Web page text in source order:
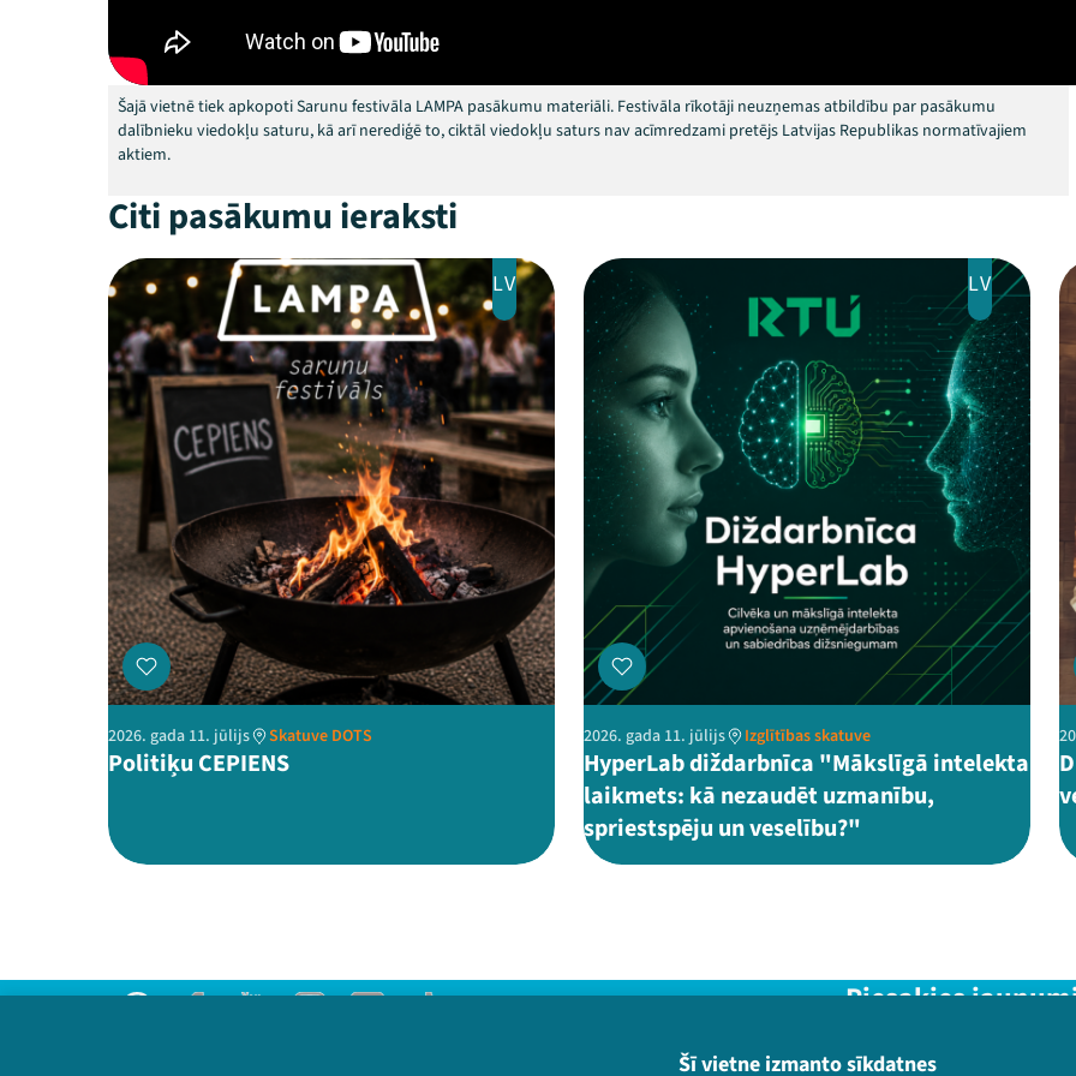
Šī vietne izmanto sīkdatnes
Šajā vietnē tiek apkopoti Sarunu festivāla LAMPA pasākumu materiāli. Festivāla rīkotāji neuzņemas atbildību par pasākumu
dalībnieku viedokļu saturu, kā arī nerediģē to, ciktāl viedokļu saturs nav acīmredzami pretējs Latvijas Republikas normatīvajiem
aktiem.
Citi pasākumu ieraksti
LV
2026. gada 11. jūlijs Skatuve DOTS
Politiķu CEPIENS
LV
2026. gada 11. jūlijs Izglītības skatuve
HyperLab diždarbnīca "Mākslīgā intelekta
laikmets: kā nezaudēt uzmanību,
spriestspēju un veselību?"
Piesakies
Nepalaid garām aktuālāko